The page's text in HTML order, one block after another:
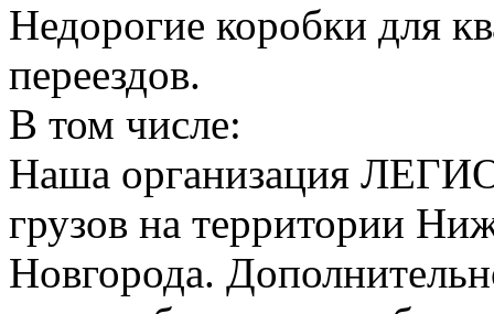
Недорогие коробки для
переездов.
В том числе:
Наша организация
грузов на территории
Новгорода.